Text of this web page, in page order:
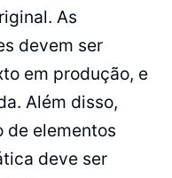
As
devem ser
em produção, e
Além disso,
de elementos
deve ser